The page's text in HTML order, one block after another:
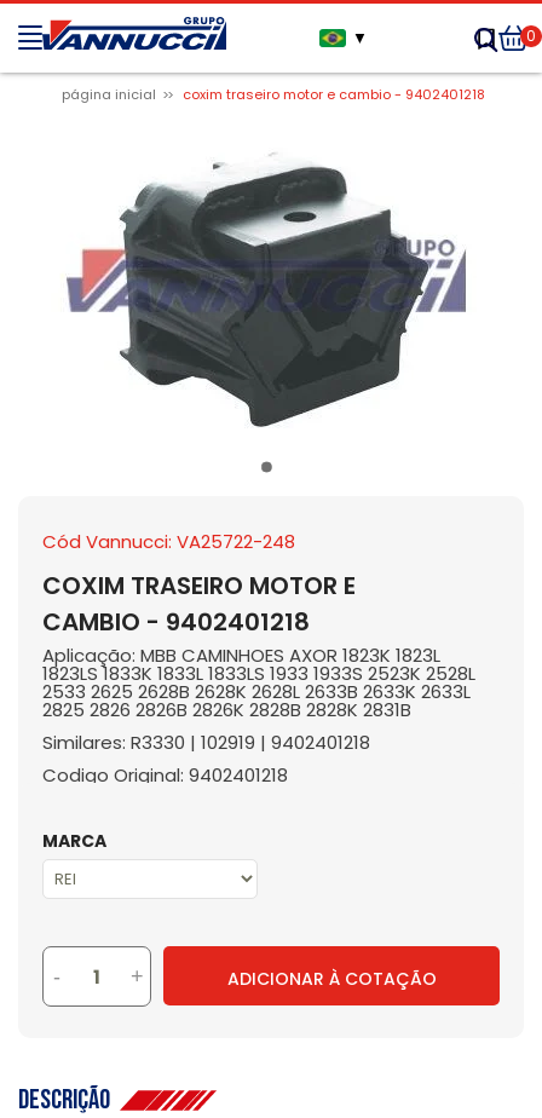
▼ 0
página inicial coxim traseiro motor e cambio - 9402401218
Cód Vannucci: VA25722-248
COXIM TRASEIRO MOTOR E
CAMBIO - 9402401218
Aplicação: MBB CAMINHOES AXOR 1823K 1823L
1823LS 1833K 1833L 1833LS 1933 1933S 2523K 2528L
2533 2625 2628B 2628K 2628L 2633B 2633K 2633L
2825 2826 2826B 2826K 2828B 2828K 2831B
Similares: R3330 | 102919 | 9402401218
Codigo Original: 9402401218
MARCA
- + ADICIONAR À COTAÇÃO
Descrição